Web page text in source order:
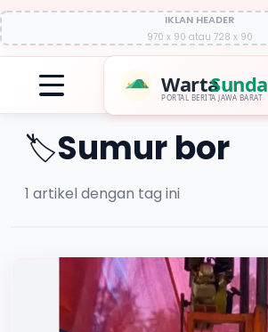
IKLAN HEADER
970 x 90 atau 728 x 90
WartaSunda
PORTAL BERITA JAWA BARAT
🏷️Sumur bor
1 artikel dengan tag ini